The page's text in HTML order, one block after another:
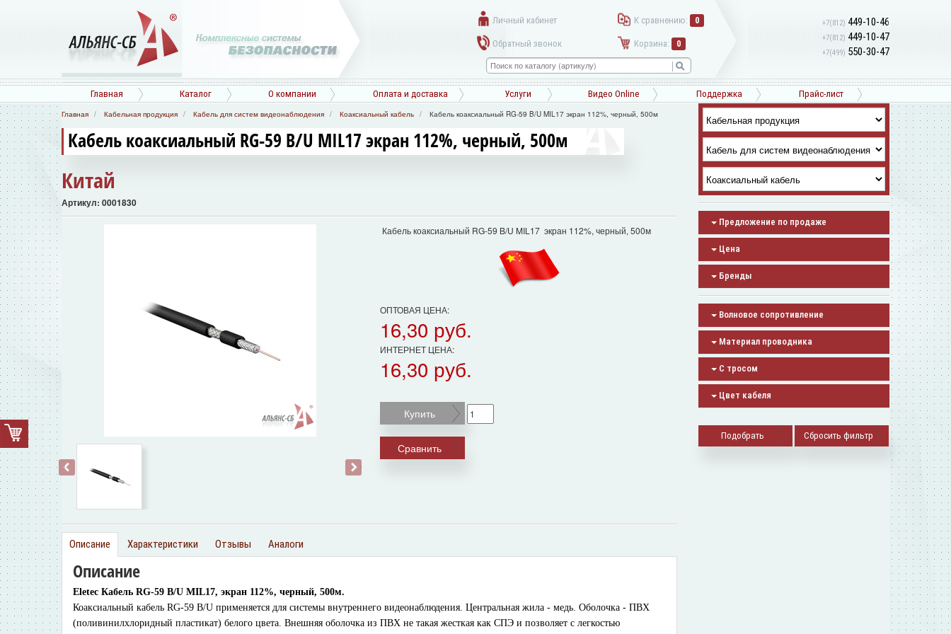
Личный кабинет К сравнению: 0
Обратный звонок Корзина: 0
+7(812) 449-10-46
+7(812) 449-10-47
+7(499) 550-30-47
Главная Каталог О компании Оплата и доставка Услуги Видео Online Поддержка Прайс-лист
Главная Кабельная продукция Кабель для систем видеонаблюдения Коаксиальный кабель Кабель коаксиальный RG-59 B/U MIL17 экран 112%, черный, 500м
Кабель коаксиальный RG-59 B/U MIL17 экран 112%, черный, 500м
Китай
Артикул: 0001830
‹ ›
Кабель коаксиальный RG-59 B/U MIL17 экран 112%, черный, 500м
ОПТОВАЯ ЦЕНА:
16,30 руб.
ИНТЕРНЕТ ЦЕНА:
16,30 руб.
Купить
Сравнить
Описание Характеристики Отзывы Аналоги
Описание
Eletec Кабель RG-59 B/U MIL17, экран 112%, черный, 500м.
Коаксиальный кабель RG-59 B/U применяется для системы внутреннего видеонаблюдения. Центральная жила - медь. Оболочка - ПВХ
(поливинилхлоридный пластикат) белого цвета. Внешняя оболочка из ПВХ не такая жесткая как СПЭ и позволяет с легкостью
Предложение по продаже
Цена
Бренды
Волновое сопротивление
Материал проводника
С тросом
Цвет кабеля
Сбросить фильтр